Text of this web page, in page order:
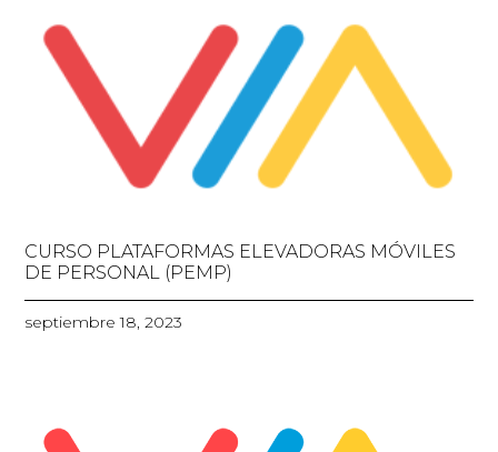
CURSO PLATAFORMAS ELEVADORAS MÓVILES
DE PERSONAL (PEMP)
septiembre 18, 2023